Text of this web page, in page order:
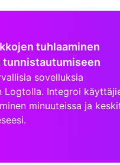
tuhlaaminen
tunnistautumiseen
sovelluksia
Logtolla. Integroi
minuuteissa ja